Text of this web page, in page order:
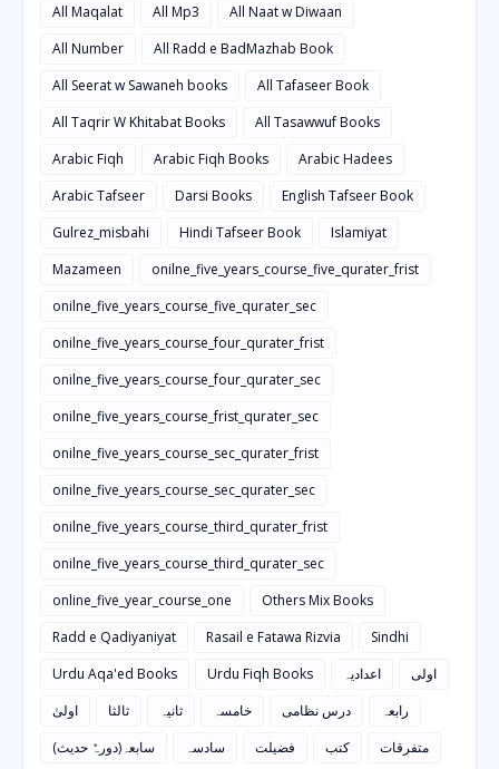
All Maqalat
All Mp3
All Naat w Diwaan
All Number
All Radd e BadMazhab Book
All Seerat w Sawaneh books
All Tafaseer Book
All Taqrir W Khitabat Books
All Tasawwuf Books
Arabic Fiqh
Arabic Fiqh Books
Arabic Hadees
Arabic Tafseer
Darsi Books
English Tafseer Book
Gulrez_misbahi
Hindi Tafseer Book
Islamiyat
Mazameen
onilne_five_years_course_five_qurater_frist
onilne_five_years_course_five_qurater_sec
onilne_five_years_course_four_qurater_frist
onilne_five_years_course_four_qurater_sec
onilne_five_years_course_frist_qurater_sec
onilne_five_years_course_sec_qurater_frist
onilne_five_years_course_sec_qurater_sec
onilne_five_years_course_third_qurater_frist
onilne_five_years_course_third_qurater_sec
online_five_year_course_one
Others Mix Books
Radd e Qadiyaniyat
Rasail e Fatawa Rizvia
Sindhi
Urdu Aqa'ed Books
Urdu Fiqh Books اعدادیہ
اولی
اولیٰ
ثالثا ثانیہ خامسہ درس نظامی
رابعہ
سابعہ(دورہٌ حدیث)
سادسہ فضیلت کتب متفرقات